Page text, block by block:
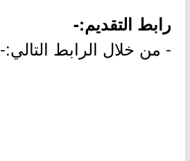
رابط التقديم:-
- من خلال الرابط التالي:-